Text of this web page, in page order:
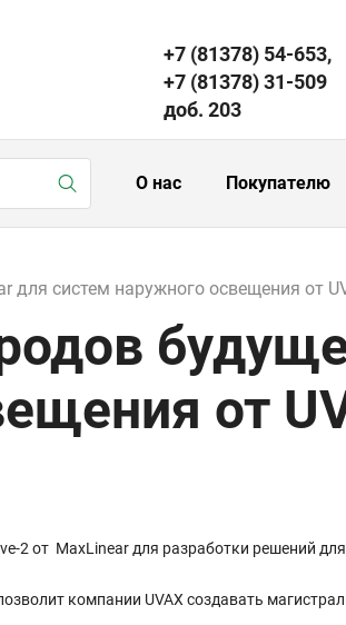
+7 (81378) 54-653,
+7 (81378) 31-509
доб. 203
О нас Покупателю
для систем наружного освещения от
от
2 от MaxLinear для разработки решений
компании UVAX создавать